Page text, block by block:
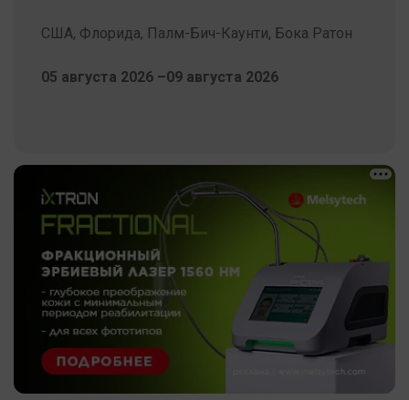
США, Флорида, Палм-Бич-Каунти, Бока Ратон
05 августа 2026 –09 августа 2026